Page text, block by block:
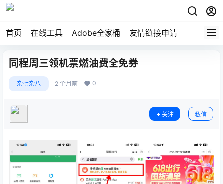
首页 在线工具 Adobe全家桶 友情链接申请
同程周三领机票燃油费全免券
杂七杂八 2 个月前 0
关注 私信